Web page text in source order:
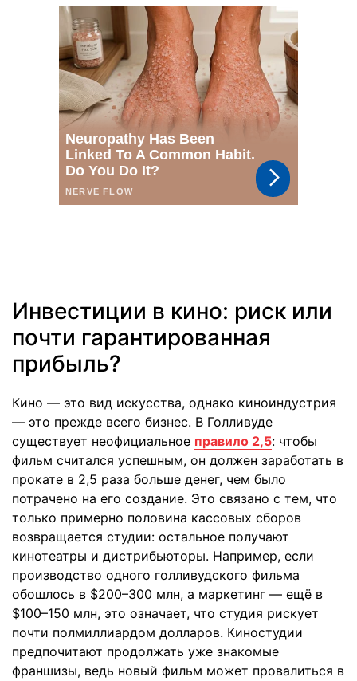
Инвестиции в кино: риск или
почти гарантированная
прибыль?
Кино — это вид искусства, однако киноиндустрия
— это прежде всего бизнес. В Голливуде
существует неофициальное правило 2,5: чтобы
фильм считался успешным, он должен заработать в
прокате в 2,5 раза больше денег, чем было
потрачено на его создание. Это связано с тем, что
только примерно половина кассовых сборов
возвращается студии: остальное получают
кинотеатры и дистрибьюторы. Например, если
производство одного голливудского фильма
обошлось в $200–300 млн, а маркетинг — ещё в
$100–150 млн, это означает, что студия рискует
почти полмиллиардом долларов. Киностудии
предпочитают продолжать уже знакомые
франшизы, ведь новый фильм может провалиться в